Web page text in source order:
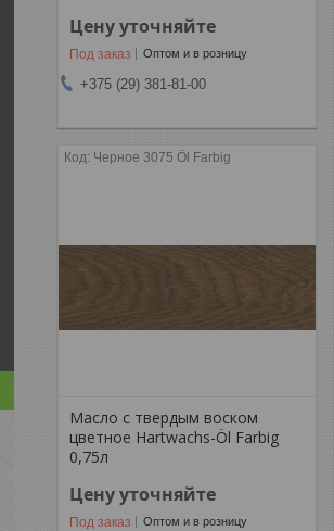
Цену уточняйте
Под заказ Оптом и в розницу
+375 (29) 381-81-00
Черное 3075 Öl Farbig
Масло с твердым воском
цветное Hartwachs-Öl Farbig
0,75л
Цену уточняйте
Под заказ Оптом и в розницу